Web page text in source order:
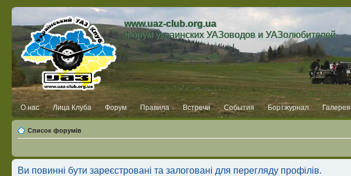
www.uaz-club.org.ua
Форум украинских УАЗоводов и УАЗолюбителей
О нас Лица Клуба Форум Правила Встречи События Бортжурнал Галерея
Список форумів
Ви повинні бути зареєстровані та залоговані для перегляду профілів.